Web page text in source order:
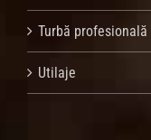
Turbă profesională
Utilaje